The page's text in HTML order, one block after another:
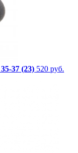
37 (23) 520 руб.